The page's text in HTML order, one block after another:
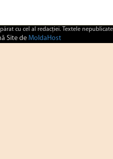
cu cel al redacţiei. Textele
Site de MoldaHost